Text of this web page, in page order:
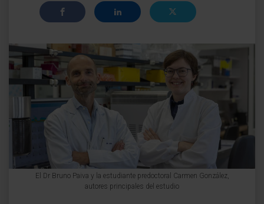
El Dr Bruno Paiva y la estudiante predoctoral Carmen González,
autores principales del estudio